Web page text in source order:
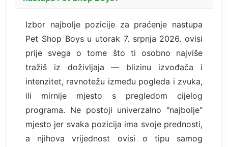
Izbor najbolje pozicije za praćenje nastupa
Pet Shop Boys u utorak 7. srpnja 2026. ovisi
prije svega o tome što ti osobno najviše
tražiš iz doživljaja — blizinu izvođača i
intenzitet, ravnotežu između pogleda i zvuka,
ili mirnije mjesto s pregledom cijelog
programa. Ne postoji univerzalno "najbolje"
mjesto jer svaka pozicija ima svoje prednosti,
a njihova vrijednost ovisi o tipu samog